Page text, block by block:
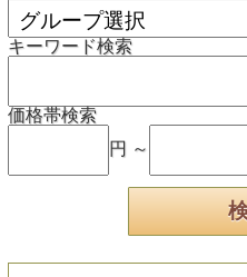
キーワード検索
価格帯検索
円 ～